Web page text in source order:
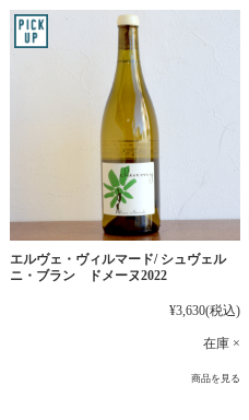
エルヴェ・ヴィルマード/ シュヴェル
ニ・ブラン ドメーヌ2022
¥3,630(税込)
在庫 ×
商品を見る